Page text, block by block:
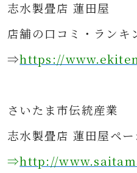
志水製畳店 蓮田屋
店舗の口コミ・ランキ
⇒https://
さ いたま市伝統産業
志水製畳店 蓮田屋ペー
⇒http://